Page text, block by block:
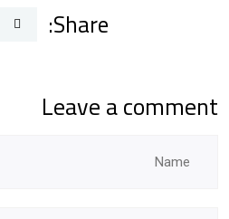
Share:
Leave a comment